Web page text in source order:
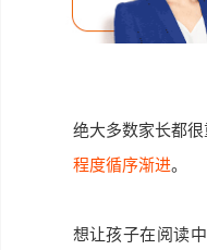
绝大多数家长都
程度循序渐进。
想让孩子在阅读